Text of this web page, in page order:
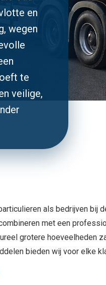
en
wegen
te
veilige,
als bedrijven bij
met een
grotere hoeveelheden
bieden wij voor elke